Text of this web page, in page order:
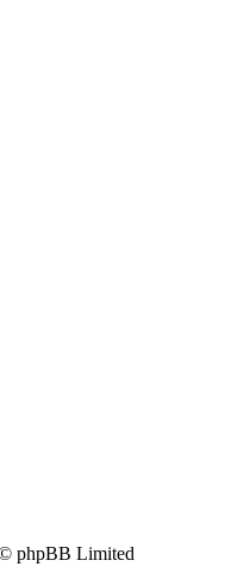
phpBB Limited